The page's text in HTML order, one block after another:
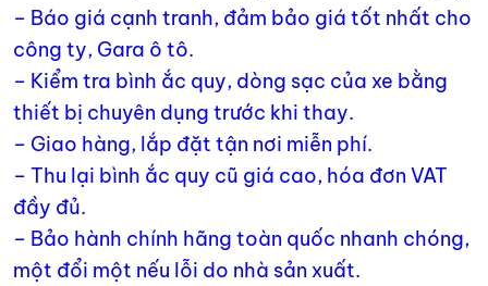
– Báo giá cạnh tranh, đảm bảo giá tốt nhất cho
công ty, Gara ô tô.
– Kiểm tra bình ắc quy, dòng sạc của xe bằng
thiết bị chuyên dụng trước khi thay.
– Giao hàng, lắp đặt tận nơi miễn phí.
– Thu lại bình ắc quy cũ giá cao, hóa đơn VAT
đầy đủ.
– Bảo hành chính hãng toàn quốc nhanh chóng,
một đổi một nếu lỗi do nhà sản xuất.